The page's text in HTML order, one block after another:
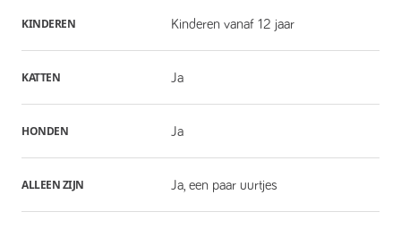
KINDEREN Kinderen vanaf 12 jaar
KATTEN Ja
HONDEN Ja
ALLEEN ZIJN Ja, een paar uurtjes